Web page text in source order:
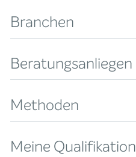
Branchen
Beratungsanliegen
Methoden
Meine Qualifikation